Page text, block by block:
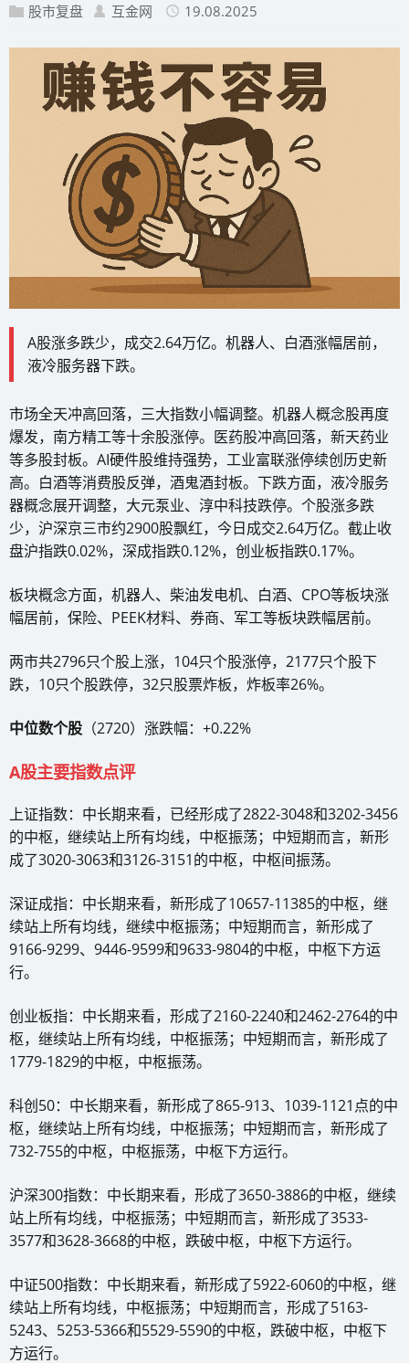
股市复盘 互金网 19.08.2025
A股涨多跌少，成交2.64万亿。机器人、白酒涨幅居前，
液冷服务器下跌。
市场全天冲高回落，三大指数小幅调整。机器人概念股再度
爆发，南方精工等十余股涨停。医药股冲高回落，新天药业
等多股封板。AI硬件股维持强势，工业富联涨停续创历史新
高。白酒等消费股反弹，酒鬼酒封板。下跌方面，液冷服务
器概念展开调整，大元泵业、淳中科技跌停。个股涨多跌
少，沪深京三市约2900股飘红，今日成交2.64万亿。截止收
盘沪指跌0.02%，深成指跌0.12%，创业板指跌0.17%。
板块概念方面，机器人、柴油发电机、白酒、CPO等板块涨
幅居前，保险、PEEK材料、券商、军工等板块跌幅居前。
两市共2796只个股上涨，104只个股涨停，2177只个股下
跌，10只个股跌停，32只股票炸板，炸板率26%。
中位数个股 （2720）涨跌幅：+0.22%
A股主要指数点评
上证指数：中长期来看，已经形成了2822-3048和3202-3456
的中枢，继续站上所有均线，中枢振荡；中短期而言，新形
成了3020-3063和3126-3151的中枢，中枢间振荡。
深证成指：中长期来看，新形成了10657-11385的中枢，继
续站上所有均线，继续中枢振荡；中短期而言，新形成了
9166-9299、9446-9599和9633-9804的中枢，中枢下方运
行。
创业板指：中长期来看，形成了2160-2240和2462-2764的中
枢，继续站上所有均线，中枢振荡；中短期而言，新形成了
1779-1829的中枢，中枢振荡。
科创50：中长期来看，新形成了865-913、1039-1121点的中
枢，继续站上所有均线，中枢振荡；中短期而言，新形成了
732-755的中枢，中枢振荡，中枢下方运行。
沪深300指数：中长期来看，形成了3650-3886的中枢，继续
站上所有均线，中枢振荡；中短期而言，新形成了3533-
3577和3628-3668的中枢，跌破中枢，中枢下方运行。
中证500指数：中长期来看，新形成了5922-6060的中枢，继
续站上所有均线，中枢振荡；中短期而言，形成了5163-
5243、5253-5366和5529-5590的中枢，跌破中枢，中枢下
方运行。